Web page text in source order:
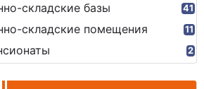
складские базы 41
складские помещения 11
2